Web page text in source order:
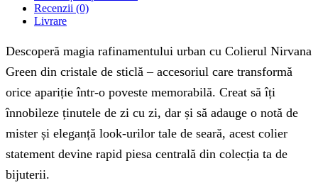
Recenzii (0)
Livrare
Descoperă magia rafinamentului urban cu Colierul Nirvana
Green din cristale de sticlă – accesoriul care transformă
orice apariție într-o poveste memorabilă. Creat să îți
înnobileze ținutele de zi cu zi, dar și să adauge o notă de
mister și eleganță look-urilor tale de seară, acest colier
statement devine rapid piesa centrală din colecția ta de
bijuterii.